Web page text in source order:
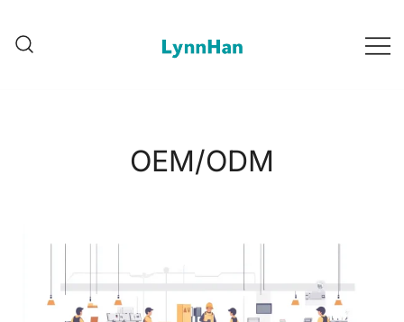
OEM/ODM